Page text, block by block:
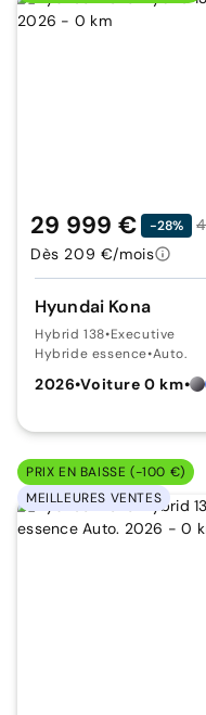
Hyundai Kona
Hybrid 138•Executive
Hybride essence•Auto.
2026•Voiture 0 km•
29 999 € -28%
Dès 209 €/mois
PRIX EN BAISSE (-100 €)
MEILLEURES VENTES